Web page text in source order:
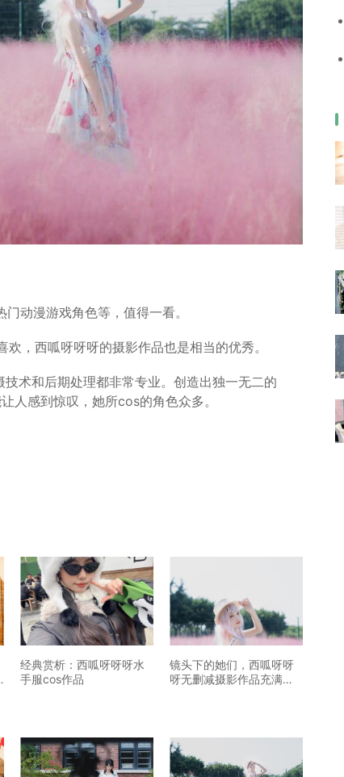
动漫游戏角色等，值得一看。
，西呱呀呀呀的摄影作品也是相当的优秀。
术和后期处理都非常专业。创造出独一无二的
人感到惊叹，她所cos的角色众多。
经典赏析：西呱呀呀呀水
手服cos作品
镜头下的她们，西呱呀呀
呀无删减摄影作品充满魔